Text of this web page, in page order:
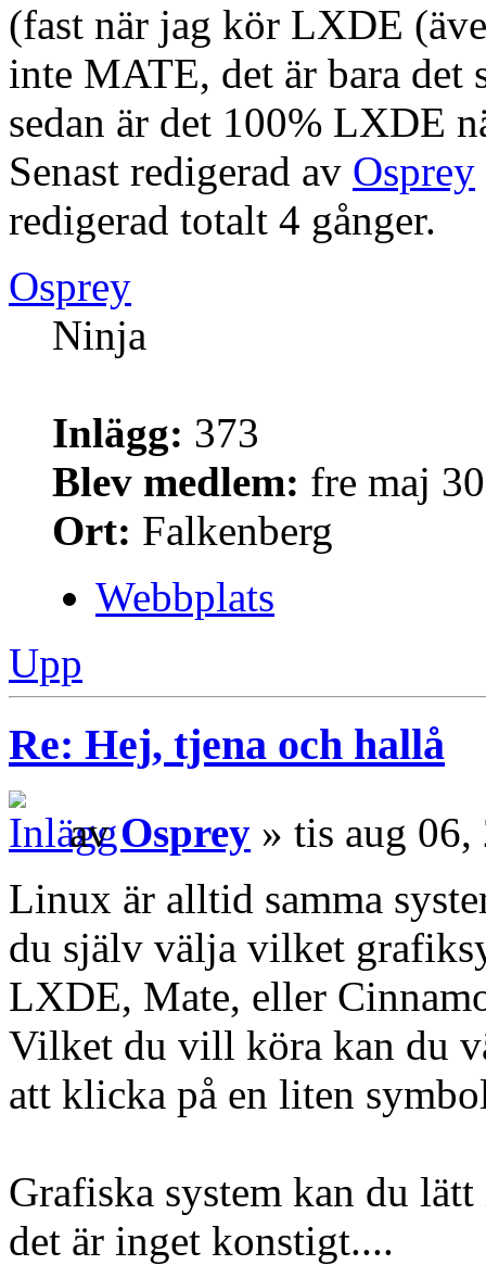
(fast när jag kör LXDE
inte MATE, det är bara det
sedan är det 100% LXDE
Senast redigerad av Osprey
redigerad totalt 4 gånger.
Osprey
Ninja
Inlägg: 373
Blev medlem: fre maj
Ort: Falkenberg
Webbplats
Upp
Re: Hej, tjena och hallå
avOsprey » tis aug
Linux är alltid samma
du själv välja vilket
LXDE, Mate, eller
Vilket du vill köra kan du
att klicka på en liten
Grafiska system kan du
det är inget konstigt....